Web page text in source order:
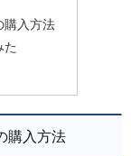
購入方法
た
購入方法